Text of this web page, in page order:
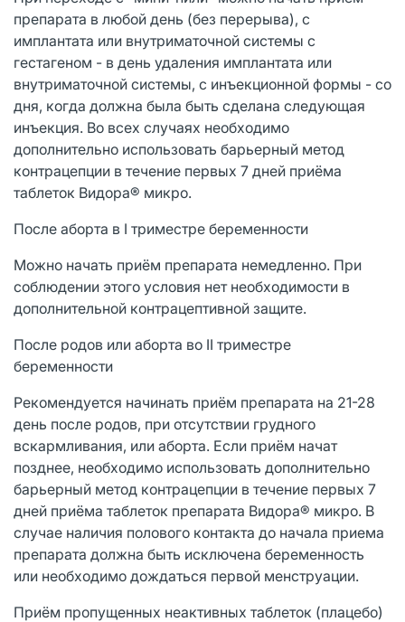
препарата в любой день (без перерыва), с
имплантата или внутриматочной системы с
гестагеном - в день удаления имплантата или
внутриматочной системы, с инъекционной формы - со
дня, когда должна была быть сделана следующая
инъекция. Во всех случаях необходимо
дополнительно использовать барьерный метод
контрацепции в течение первых 7 дней приёма
таблеток Видора® микро.
После аборта в I триместре беременности
Можно начать приём препарата немедленно. При
соблюдении этого условия нет необходимости в
дополнительной контрацептивной защите.
После родов или аборта во II триместре
беременности
Рекомендуется начинать приём препарата на 21-28
день после родов, при отсутствии грудного
вскармливания, или аборта. Если приём начат
позднее, необходимо использовать дополнительно
барьерный метод контрацепции в течение первых 7
дней приёма таблеток препарата Видора® микро. В
случае наличия полового контакта до начала приема
препарата должна быть исключена беременность
или необходимо дождаться первой менструации.
Приём пропущенных неактивных таблеток (плацебо)